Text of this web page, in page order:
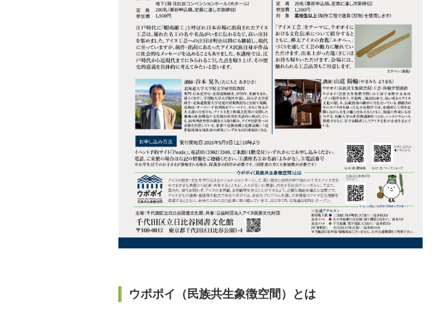
ウポポイ（民族共生象徴空間）とは